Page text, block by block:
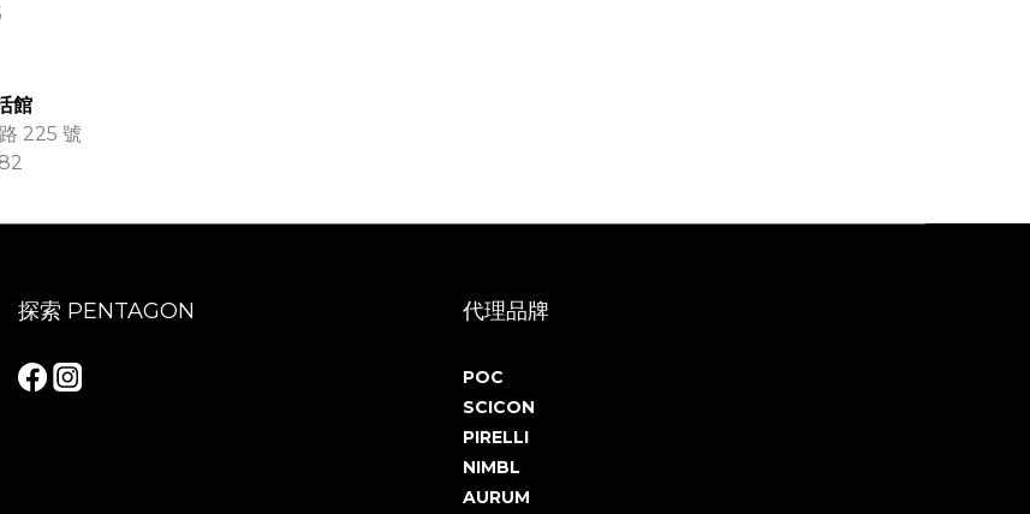
館
225 號
探索 PENTAGON 代理品牌
POC
SCICON
PIRELLI
NIMBL
AURUM